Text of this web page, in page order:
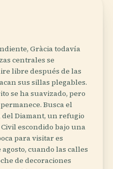
Gràcia todavía
centrales se
libre después de las
sus sillas plegables.
se ha suavizado, pero
Busca el
Diamant, un refugio
escondido bajo una
para visitar es
cuando las calles
de decoraciones